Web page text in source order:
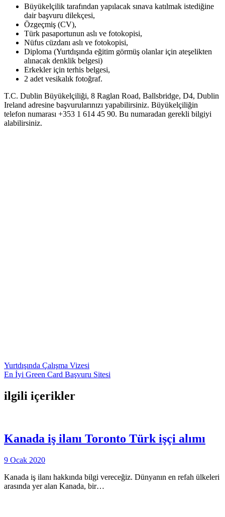
Büyükelçilik tarafından yapılacak sınava katılmak istediğine
dair başvuru dilekçesi,
Özgeçmiş (CV),
Türk pasaportunun aslı ve fotokopisi,
Nüfus cüzdanı aslı ve fotokopisi,
Diploma (Yurtdışında eğitim görmüş olanlar için ateşelikten
alınacak denklik belgesi)
Erkekler için terhis belgesi,
2 adet vesikalık fotoğraf.
T.C. Dublin Büyükelçiliği, 8 Raglan Road, Ballsbridge, D4, Dublin
Ireland adresine başvurularınızı yapabilirsiniz. Büyükelçiliğin
telefon numarası +353 1 614 45 90. Bu numaradan gerekli bilgiyi
alabilirsiniz.
Yazı
gezinmesi
Yurtdışında Çalışma Vizesi
En İyi Green Card Başvuru Sitesi
ilgili içerikler
Kanada iş ilanı Toronto Türk işçi alımı
9 Ocak 2020
Kanada iş ilanı hakkında bilgi vereceğiz. Dünyanın en refah ülkeleri
arasında yer alan Kanada, bir…